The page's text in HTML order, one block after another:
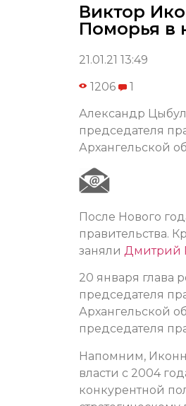
Виктор
Поморья в
21.01.21 13:49
1206 1
Александр
председателя
Архангельской
После Нового
правительства.
заняли Дмитрий
20 января глава
председателя
Архангельской
председателя
Напомним,
власти с 2004
конкурентной